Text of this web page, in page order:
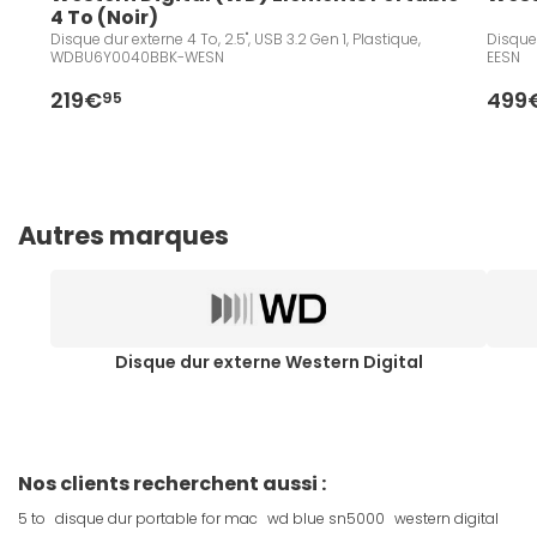
4 To (Noir)
Disque dur externe 4 To, 2.5", USB 3.2 Gen 1, Plastique,
WDBU6Y0040BBK-WESN
219€95
Disque
EESN
Autres marques
Disque dur externe Western Digital
Nos clients recherchent aussi :
5 to disque dur portable for mac wd blue sn5000 western digital